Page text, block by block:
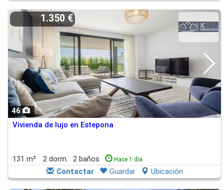
46
1.350 €
Vivienda de lujo en Estepona
131 m² 2 dorm. 2 baños Hace 1 día
Contactar Guardar Ubicación